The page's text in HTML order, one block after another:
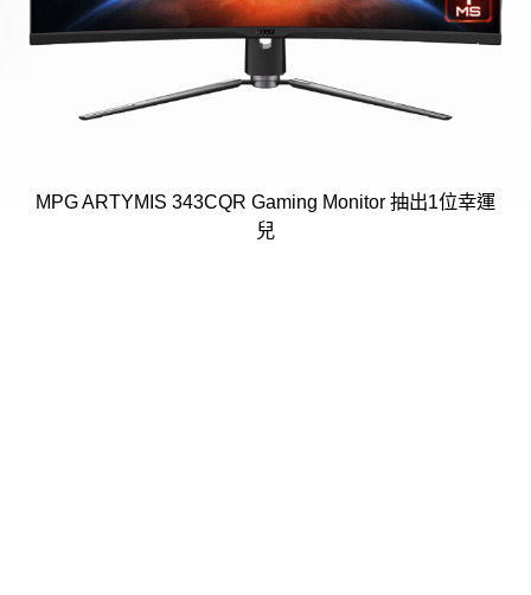
MPG ARTYMIS 343CQR Gaming Monitor 抽出1位幸運
兒